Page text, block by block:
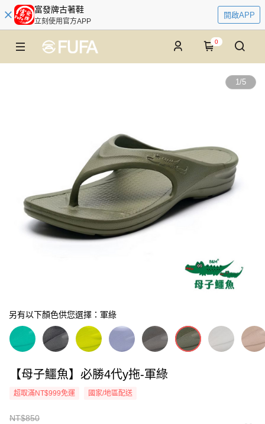
富發牌古著鞋
立刻使用官方APP
開啟APP
0
1/5
另有以下顏色供您選擇：軍綠
【母子鱷魚】必勝4代y拖-軍綠
超取滿NT$999免運 國家/地區配送
NT$850